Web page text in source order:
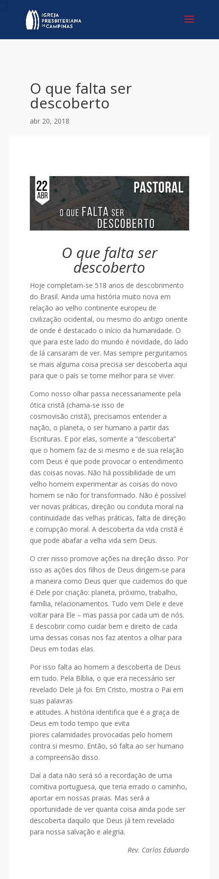
O que falta ser
descoberto
abr 20, 2018
O que falta ser
descoberto
Hoje completam-se 518 anos de descobrimento
do Brasil. Ainda uma história muito nova em
relação ao velho continente europeu de
civilização ocidental, ou mesmo do antigo oriente
de onde é destacado o início da humanidade. O
que para este lado do mundo é novidade, do lado
de lá cansaram de ver. Mas sempre perguntamos
se mais alguma coisa precisa ser descoberta aqui
para que o país se torne melhor para se viver.
Como nosso olhar passa necessariamente pela
ótica cristã (chama-se isso de
cosmovisão cristã), precisamos entender a
nação, o planeta, o ser humano a partir das
Escrituras. E por elas, somente a “descoberta”
que o homem faz de si mesmo e de sua relação
com Deus é que pode provocar o entendimento
das coisas novas. Não há possibilidade de um
velho homem experimentar as coisas do novo
homem se não for transformado. Não é possível
ver novas práticas, direção ou conduta moral na
continuidade das velhas práticas, falta de direção
e corrupção moral. A descoberta da vida cristã é
que pode abafar a velha vida sem Deus.
O crer nisso promove ações na direção disso. Por
isso as ações dos filhos de Deus dirigem-se para
a maneira como Deus quer que cuidemos do que
é Dele por criação: planeta, próximo, trabalho,
família, relacionamentos. Tudo vem Dele e deve
voltar para Ele – mas passa por cada um de nós.
E descobrir como cuidar bem e direito de cada
uma dessas coisas nos faz atentos a olhar para
Deus em todas elas.
Por isso falta ao homem a descoberta de Deus
em tudo. Pela Bíblia, o que era necessário ser
revelado Dele já foi. Em Cristo, mostra o Pai em
suas palavras
e atitudes. A história identifica que é a graça de
Deus em todo tempo que evita
piores calamidades provocadas pelo homem
contra si mesmo. Então, só falta ao ser humano
a compreensão disso.
Daí a data não será só a recordação de uma
comitiva portuguesa, que teria errado o caminho,
aportar em nossas praias. Mas será a
oportunidade de ver quanta coisa ainda pode ser
descoberta daquilo que Deus já tem revelado
para nossa salvação e alegria.
Rev. Carlos Eduardo